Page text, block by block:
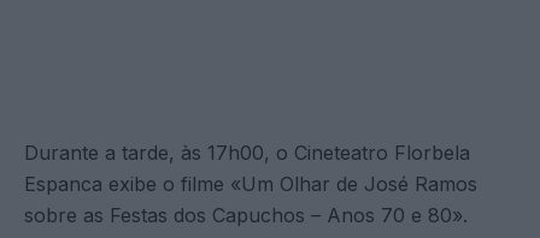
Durante a tarde, às 17h00, o Cineteatro Florbela
Espanca exibe o filme «Um Olhar de José Ramos
sobre as Festas dos Capuchos – Anos 70 e 80».